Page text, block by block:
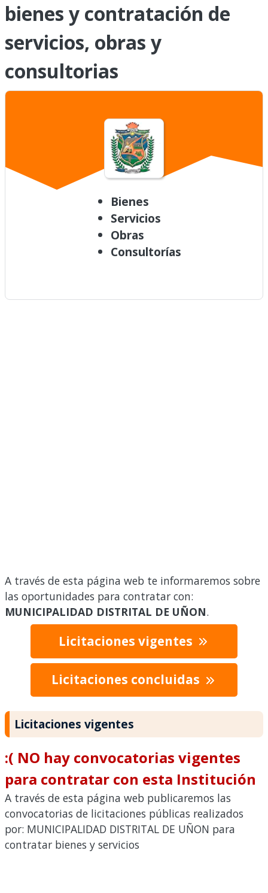
bienes y contratación de
servicios, obras y
consultorias
Bienes
Servicios
Obras
Consultorías
A través de esta página web te informaremos sobre
las oportunidades para contratar con:
MUNICIPALIDAD DISTRITAL DE UÑON.
Licitaciones vigentes
Licitaciones concluidas
Licitaciones vigentes
:( NO hay convocatorias vigentes
para contratar con esta Institución
A través de esta página web publicaremos las
convocatorias de licitaciones públicas realizados
por: MUNICIPALIDAD DISTRITAL DE UÑON para
contratar bienes y servicios